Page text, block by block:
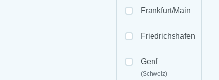
Frankfurt/Main
Friedrichshafen
Genf
(Schweiz)